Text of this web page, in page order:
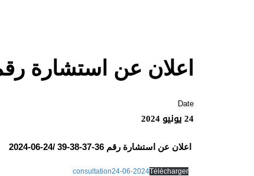
اعلان عن استشارة رقم 36-37-38-39 /24-06-
Date
24 يونيو 2024
اعلان عن استشارة رقم 36-37-38-39 /24-06-2024
consultation24-06-2024Télécharger